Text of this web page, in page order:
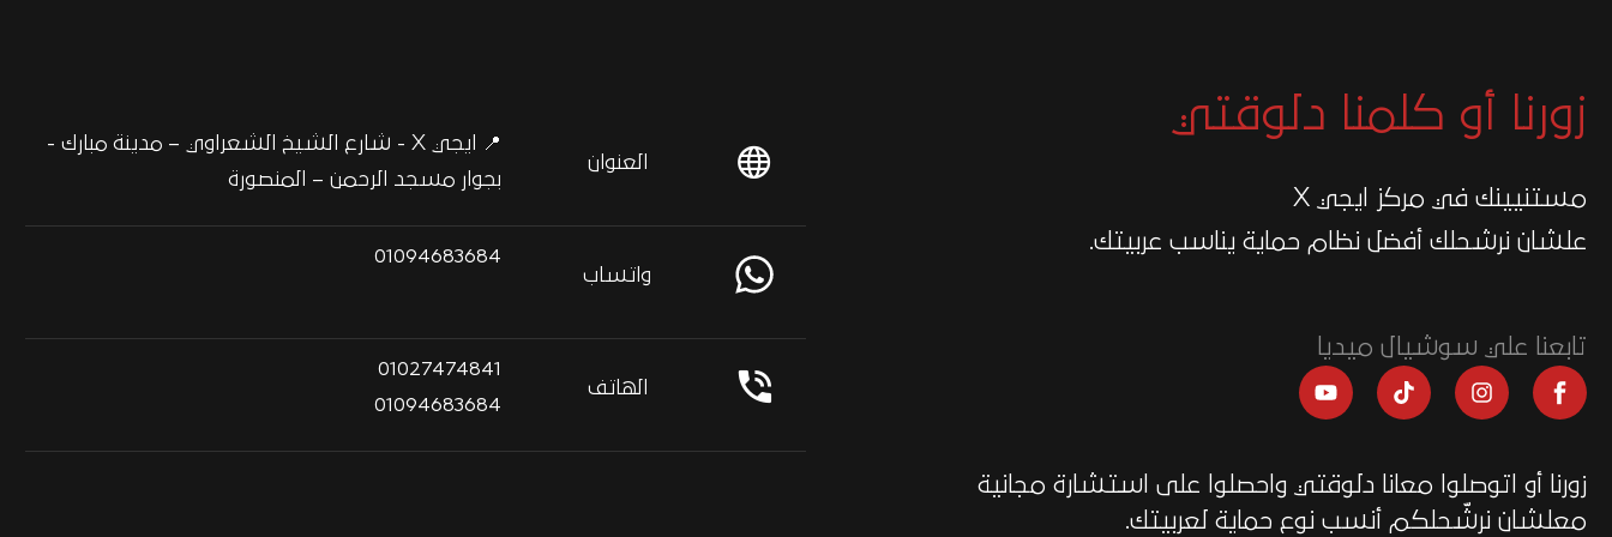
زورنا أو كلمنا دلوقتي
مستنيينك في مركز ايجي X
علشان نرشحلك أفضل نظام حماية يناسب عربيتك.
تابعنا علي سوشيال ميديا
زورنا أو اتوصلوا معانا دلوقتي واحصلوا على استشارة مجانية
معلشان نرشّحلكم أنسب نوع حماية لعربيتك.
العنوان
📍 ايجي X - شارع الشيخ الشعراوي – مدينة مبارك -
بجوار مسجد الرحمن – المنصورة
واتساب
01094683684
الهاتف
01027474841
01094683684